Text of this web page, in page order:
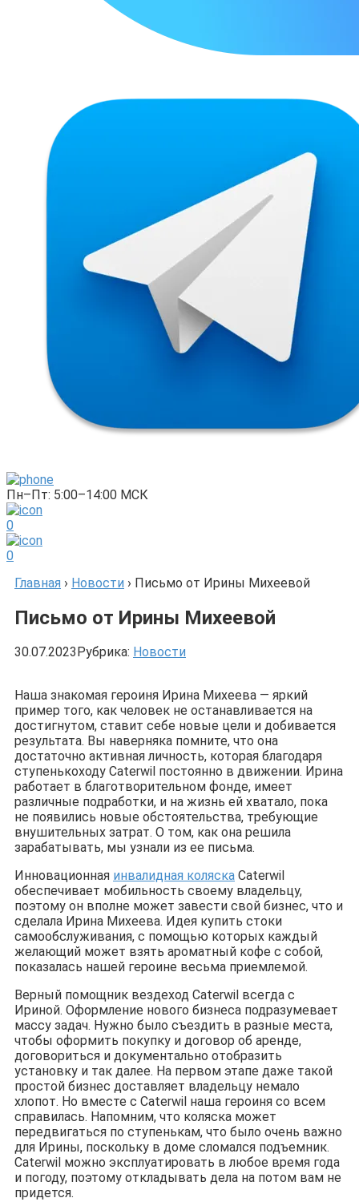
Пн–Пт: 5:00–14:00 МСК
0
0
Главная › Новости › Письмо от Ирины Михеевой
Письмо от Ирины Михеевой
30.07.2023 Рубрика: Новости
Наша знакомая героиня Ирина Михеева — яркий
пример того, как человек не останавливается на
достигнутом, ставит себе новые цели и добивается
результата. Вы наверняка помните, что она
достаточно активная личность, которая благодаря
ступенькоходу Caterwil постоянно в движении. Ирина
работает в благотворительном фонде, имеет
различные подработки, и на жизнь ей хватало, пока
не появились новые обстоятельства, требующие
внушительных затрат. О том, как она решила
зарабатывать, мы узнали из ее письма.
Инновационная инвалидная коляска Caterwil
обеспечивает мобильность своему владельцу,
поэтому он вполне может завести свой бизнес, что и
сделала Ирина Михеева. Идея купить стоки
самообслуживания, с помощью которых каждый
желающий может взять ароматный кофе с собой,
показалась нашей героине весьма приемлемой.
Верный помощник вездеход Caterwil всегда с
Ириной. Оформление нового бизнеса подразумевает
массу задач. Нужно было съездить в разные места,
чтобы оформить покупку и договор об аренде,
договориться и документально отобразить
установку и так далее. На первом этапе даже такой
простой бизнес доставляет владельцу немало
хлопот. Но вместе с Caterwil наша героиня со всем
справилась. Напомним, что коляска может
передвигаться по ступенькам, что было очень важно
для Ирины, поскольку в доме сломался подъемник.
Caterwil можно эксплуатировать в любое время года
и погоду, поэтому откладывать дела на потом вам не
придется.